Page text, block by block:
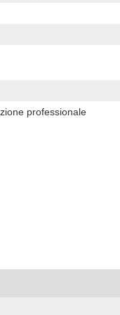
professionale